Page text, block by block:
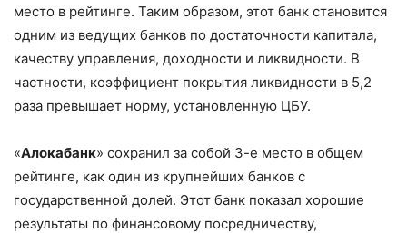
место в рейтинге. Таким образом, этот банк становится
одним из ведущих банков по достаточности капитала,
качеству управления, доходности и ликвидности. В
частности, коэффициент покрытия ликвидности в 5,2
раза превышает норму, установленную ЦБУ.
«Алокабанк» сохранил за собой 3-е место в общем
рейтинге, как один из крупнейших банков с
государственной долей. Этот банк показал хорошие
результаты по финансовому посредничеству,